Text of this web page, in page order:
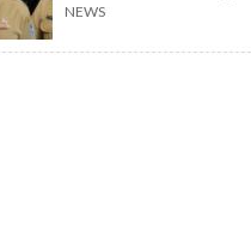
NEWS